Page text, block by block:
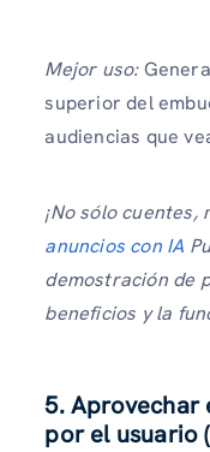
Mejor uso:
superior del
audiencias que
¡No sólo cuentes,
anuncios con IA
demostración de
beneficios y la
5. Aprovechar
por el usuario